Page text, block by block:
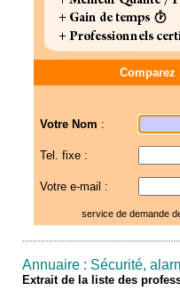
Comparez
Votre Nom :
Tel. fixe :
Votre e-mail :
service de demande
Annuaire : Sécurité,
Extrait de la liste des